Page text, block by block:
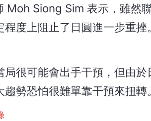
Moh Siong Sim 表示，雖然
度上阻止了日圓進一步重挫
很可能會出手干預，但由於
勢恐怕很難單靠干預來扭轉。